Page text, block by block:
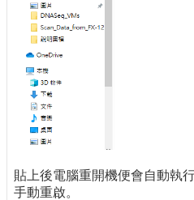
貼上後電腦重開機便會自動執
手動重啟。